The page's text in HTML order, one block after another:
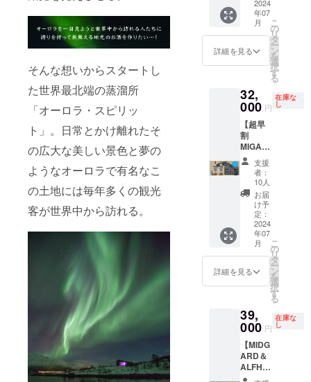
そんな想いからスタートし
た世界最北端の蒸溜所
「オーロラ・スピリッ
ト」。日常とかけ離れたそ
の広大な美しい景色と夢の
ようなオーロラで有名なこ
の土地には毎年多くの観光
客が世界中から訪れる。
場合、
当クラ
ファン
にて
「KING'
BARRE
プ＆オ
ンライ
ショッ
プ・冒
険の仲
間メン
バー
カー
ド」の
支援者
になっ
ていた
だいた
方は、
実店舗
来店時
メール
等を店
舗ス
タッフ
にお見
せいた
クラ
ファン
終了後
に会員
になっ
た場合
引は
5％OFF
となり
ます。
＊楽天
ショッ
プは適
用外。
【特典
３】実
店舗に
てメン
バー限
定のテ
イス
ティン
グあ
KING's
BARRE
ダムで
各メン
バー様
た場合
のメン
バー割
引は
10％OF
Fとなり
＊実店
舗にて
お買い
上げの
場合の
み 【特
典２】
メン
バー期
間中、
KING`s
BARRE
L公式オ
ンライ
ショッ
プでい
つでも
い物が
できま
す。 ＊
7％OFF
は当ク
ラファ
ショッ
プで使
員特典
付きメ
カー
ド。
【特典
１】メ
ンバー
期間
中、い
つでも
12％OF
Fでお買
い物が
できま
す。 ＊
12％OF
Fは当ク
ラファ
ンの
み！当
クラ
終了後
に会員
になっ
た場合
のメン
バー割
引は
判断し
た場
願いす
る場合
＊掲載
期間：
2024年
5月1日
予定の
店舗
オープ
ン初日
から、
当プロ
ジェク
トでご
支援し
ていた
だく店
続する
限り掲
内容
（ショ
ップ＆
オンラ
イン
ショッ
プ・冒
当社確
保在庫
分が
場合に
限り通
ます。
■内容
BIVRO
ST 第3
番 ムス
ペルハ
イム 本
数限定
北極シ
ングル
モルト
ウイス
キー /
46% /
500ml ×
BIVRO
ST オリ
個 マグ
サイ
ズ：高
さ約
8cm、
底面φ
けるこ
のプロ
ジェク
トにて
「BIVR
北極シ
ングル
モルト
ウイス
キー」
の日本
先行販
売を行
いま
す。本
数限定
のリミ
テッド
商品の
ため、
ロジェ
クト終
保在庫
分が
残った
場合に
限り通
常販売
29,000
円 →
19,000
円
（税・
は製品
本体の
定価格
に対す
るもの
です。
本クラ
ウド
ファン
ディン
グにお
けるこ
のプロ
ジェク
トにて
「BIVR
北極シ
ングル
モルト
ウイス
キー」
の日本
み！
BIVRO
ST『北
欧神話9
つの世
界シ
数限定
北極シ
ングル
モルト
ウイス
キー第7
番
「ヴァ
ナハイ
ム」と
蒸溜所
でも使
用され
ている
BIVRO
STオリ
ジナル
のセッ
ト。 ＊
ターン
には
「BIVR
2024
年07
月
詳細を見る
こ
の
リ
タ
ー
ン
を
選
択
す
る
32,
000 円
在庫な
し
【超早
割
MIGAR
D2本
SET限
定10
セッ
ト】
BIVRO
ST『北
欧神話9
つの世
界シ
リーズ/
ミッド
数限定
北極シ
ングル
モルト
ウイス
キーを
支援
者：
10人
お届
け予
定：
2024
年07
月
詳細を見る
こ
の
リ
タ
ー
ン
を
選
択
す
る
39,
000 円
在庫な
し
【MIDG
ARD＆
ALFHEI
M飲み